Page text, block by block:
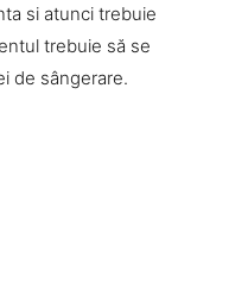
si atunci trebuie
trebuie să se
de sângerare.